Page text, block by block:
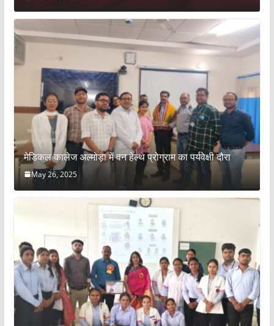
मेडिकल कालेज अल्मोड़ा में वन हेल्थ प्रोग्राम का पर्यवेक्षी दौरा
May 26, 2025